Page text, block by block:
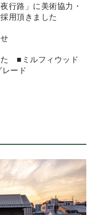
行路」に美術協力・
用頂きました
た ■ミルフィウッド
ード